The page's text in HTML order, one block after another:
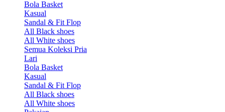
Bola Basket
Kasual
Sandal & Fit Flop
All Black shoes
All White shoes
Semua Koleksi Pria
Lari
Bola Basket
Kasual
Sandal & Fit Flop
All Black shoes
All White shoes